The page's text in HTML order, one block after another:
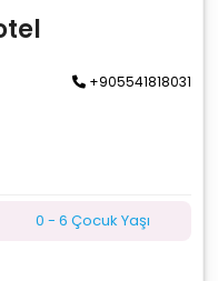
+905541818031
0 - 6 Çocuk Yaşı